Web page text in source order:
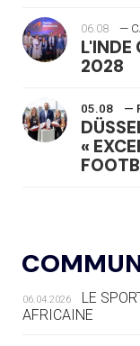
06.08 —
L'INDE
2028
05.08 —
«
LE
AUX
05.08 —
DES
06.04.2026
LE
AFRICAINE